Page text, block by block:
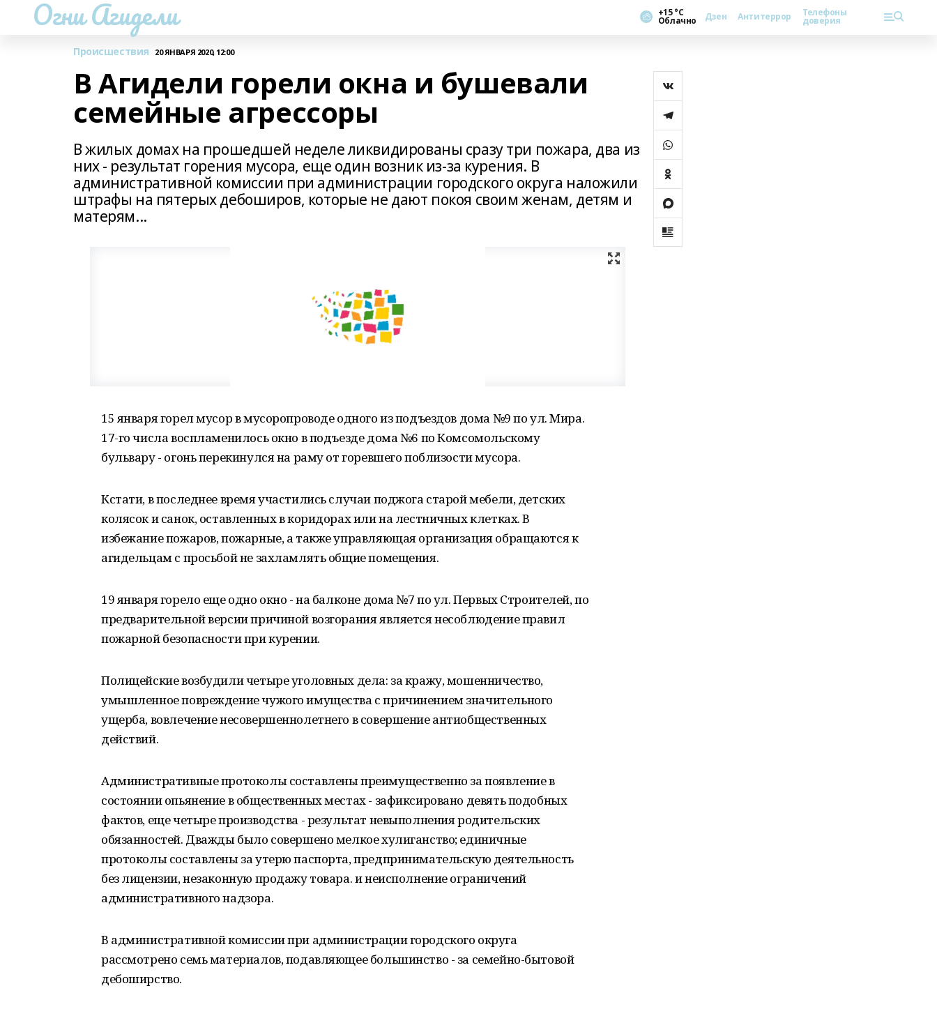
Огни Агидели +15 °С
Облачно Дзен Антитеррор Телефоны
доверия
Происшествия 20 ЯНВАРЯ 2020, 12:00
В Агидели горели окна и бушевали
семейные агрессоры
В жилых домах на прошедшей неделе ликвидированы сразу три пожара, два из
них - результат горения мусора, еще один возник из-за курения. В
административной комиссии при администрации городского округа наложили
штрафы на пятерых дебоширов, которые не дают покоя своим женам, детям и
матерям...
15 января горел мусор в мусоропроводе одного из подъездов дома №9 по ул. Мира.
17-го числа воспламенилось окно в подъезде дома №6 по Комсомольскому
бульвару - огонь перекинулся на раму от горевшего поблизости мусора.
Кстати, в последнее время участились случаи поджога старой мебели, детских
колясок и санок, оставленных в коридорах или на лестничных клетках. В
избежание пожаров, пожарные, а также управляющая организация обращаются к
агидельцам с просьбой не захламлять общие помещения.
19 января горело еще одно окно - на балконе дома №7 по ул. Первых Строителей, по
предварительной версии причиной возгорания является несоблюдение правил
пожарной безопасности при курении.
Полицейские возбудили четыре уголовных дела: за кражу, мошенничество,
умышленное повреждение чужого имущества с причинением значительного
ущерба, вовлечение несовершеннолетнего в совершение антиобщественных
действий.
Административные протоколы составлены преимущественно за появление в
состоянии опьянение в общественных местах - зафиксировано девять подобных
фактов, еще четыре производства - результат невыполнения родительских
обязанностей. Дважды было совершено мелкое хулиганство; единичные
протоколы составлены за утерю паспорта, предпринимательскую деятельность
без лицензии, незаконную продажу товара. и неисполнение ограничений
административного надзора.
В административной комиссии при администрации городского округа
рассмотрено семь материалов, подавляющее большинство - за семейно-бытовой
дебоширство.